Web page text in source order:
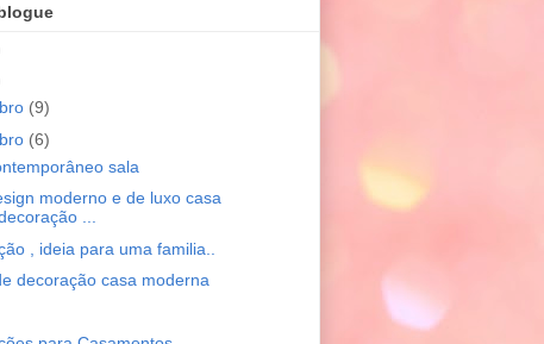
(9)
(6)
sala
moderno e de luxo casa
...
, ideia para uma familia..
decoração casa moderna